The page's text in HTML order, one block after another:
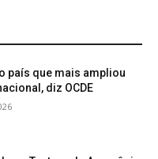
país que mais ampliou
diz OCDE